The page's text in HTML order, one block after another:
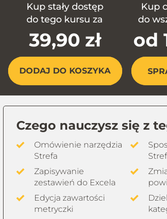
Kup stały dostęp
do tego kursu za
39,90 zł
DODAJ DO KOSZYKA
Kup
do
od
Czego nauczysz się z
Omówienie narzędzia
Strefa
Stref
Zapisywanie
zestawień do Excela
Edycja zawartości
metryczki